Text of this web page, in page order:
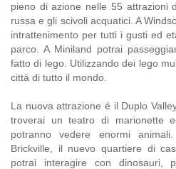
pieno di azione nelle 55 attrazioni
russa e gli scivoli acquatici. A
intrattenimento per tutti i gusti ed
parco. A Miniland potrai
fatto di lego. Utilizzando dei lego
città di tutto il mondo.
La nuova attrazione é il Duplo
troverai un teatro di marionette
potranno vedere enormi
Brickville, il nuevo quartiere di
potrai interagire con dinosauri,